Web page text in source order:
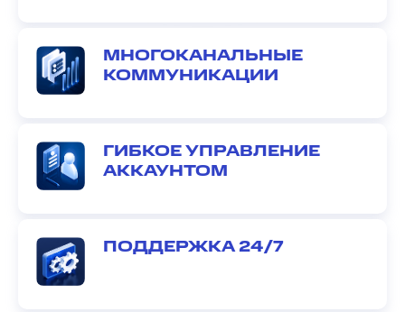
МНОГОКАНАЛЬНЫЕ
КОММУНИКАЦИИ
ГИБКОЕ УПРАВЛЕНИЕ
АККАУНТОМ
ПОДДЕРЖКА 24/7